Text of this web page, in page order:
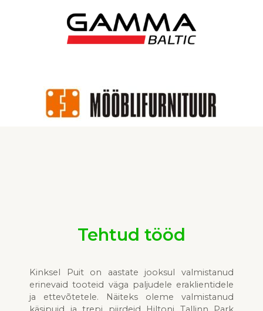
Tehtud tööd
Kinksel Puit on aastate jooksul valmistanud
erinevaid tooteid väga paljudele eraklientidele
ja ettevõtetele. Näiteks oleme valmistanud